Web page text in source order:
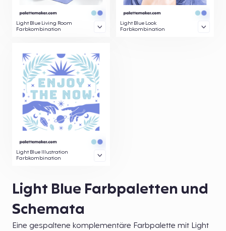
Light Blue Living Room
Farbkombination
Light Blue Look
Farbkombination
Light Blue Illustration
Farbkombination
Light Blue Farbpaletten und
Schemata
Eine gespaltene komplementäre Farbpalette mit Light